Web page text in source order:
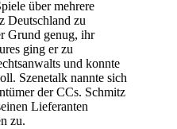
über mehrere
Deutschland zu
Grund genug, ihr
ging er zu
und konnte
Szenetalk nannte sich
der CCs. Schmitz
Lieferanten
zu.